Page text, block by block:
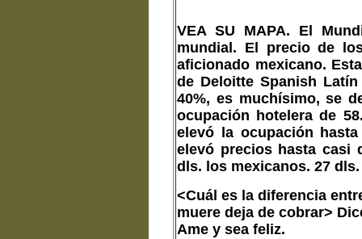
VEA SU MAPA. El
mundial. El precio de
aficionado mexicano.
de Deloitte Spanish
40%, es muchísimo, se
ocupación hotelera de
elevó la ocupación
elevó precios hasta casi
dls. los mexicanos. 27
<Cuál es la diferencia
muere deja de cobrar>
Ame y sea feliz.